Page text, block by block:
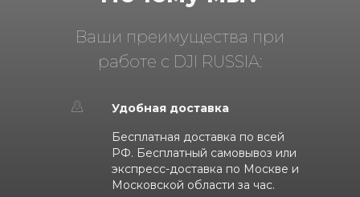
Ваши преимущества при
работе с DJI RUSSIA:
Удобная доставка
Бесплатная доставка по всей
РФ. Бесплатный самовывоз или
экспресс-доставка по Москве и
Московской области за час.